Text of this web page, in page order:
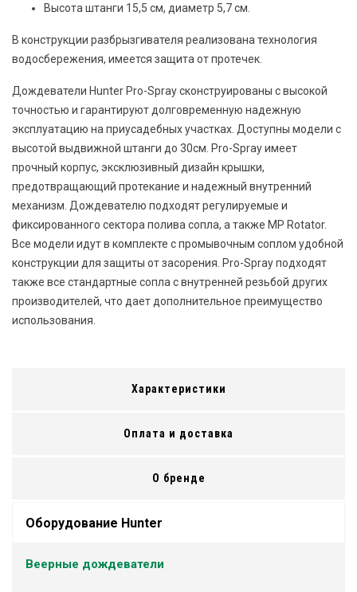
Высота штанги 15,5 см, диаметр 5,7 см.
В конструкции разбрызгивателя реализована технология
водосбережения, имеется защита от протечек.
Дождеватели Hunter Pro-Spray сконструированы с высокой
точностью и гарантируют долговременную надежную
эксплуатацию на приусадебных участках. Доступны модели с
высотой выдвижной штанги до 30см. Pro-Spray имеет
прочный корпус, эксклюзивный дизайн крышки,
предотвращающий протекание и надежный внутренний
механизм. Дождевателю подходят регулируемые и
фиксированного сектора полива сопла, а также MP Rotator.
Все модели идут в комплекте с промывочным соплом удобной
конструкции для защиты от засорения. Pro-Spray подходят
также все стандартные сопла с внутренней резьбой других
производителей, что дает дополнительное преимущество
использования.
Характеристики
Оплата и доставка
О бренде
Оборудование Hunter
Веерные дождеватели